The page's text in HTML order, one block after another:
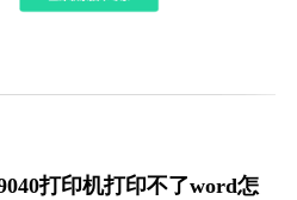
打印机打印不了word怎